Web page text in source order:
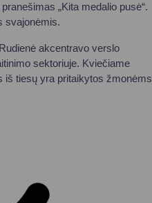
„Kita medalio pusė“.
svajonėmis.
akcentravo verslo
sektoriuje. Kviečiame
iš tiesų yra pritaikytos žmonėms